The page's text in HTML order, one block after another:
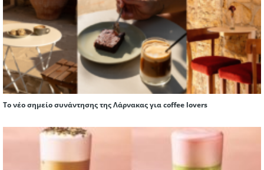
Το νέο σημείο συνάντησης της Λάρνακας για coffee lovers